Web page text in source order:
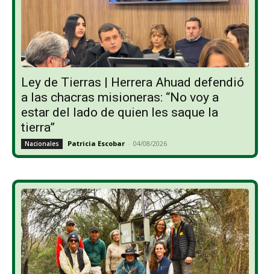
Ley de Tierras | Herrera Ahuad defendió
a las chacras misioneras: “No voy a
estar del lado de quien les saque la
tierra”
Nacionales Patricia Escobar - 04/08/2026